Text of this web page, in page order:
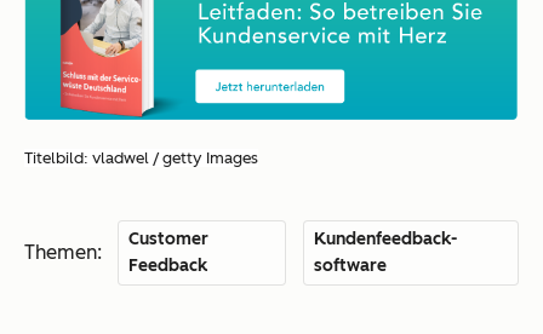
Titelbild: vladwel / getty Images
Themen:
Customer
Feedback
Kundenfeedback-
software